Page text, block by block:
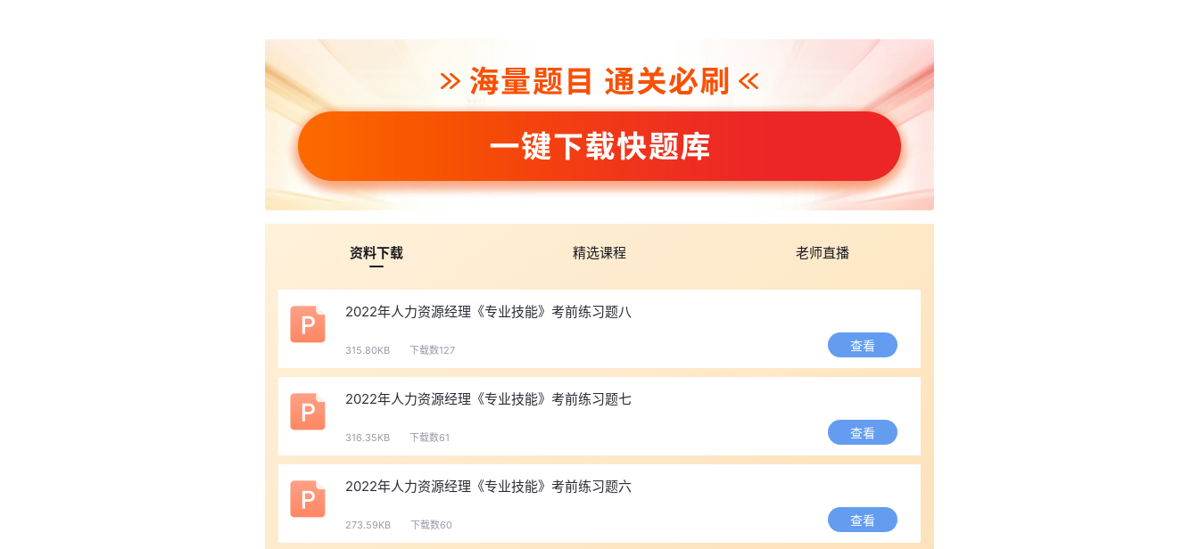
资料下载 精选课程 老师直播
2022年人力资源经理《专业技能》考前练习题八
315.80KB 下载数127 查看
2022年人力资源经理《专业技能》考前练习题七
316.35KB 下载数61 查看
2022年人力资源经理《专业技能》考前练习题六
273.59KB 下载数60 查看